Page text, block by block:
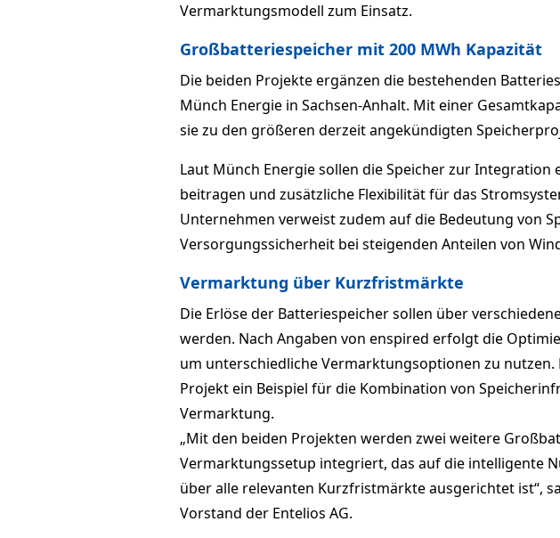
Vermarktungsmodell zum Einsatz.
Großbatteriespeicher mit 200 MWh Kapazität
Die beiden Projekte ergänzen die bestehenden
Münch Energie in Sachsen-Anhalt. Mit einer
sie zu den größeren derzeit angekündigten
Laut Münch Energie sollen die Speicher zur Integration
beitragen und zusätzliche Flexibilität für das
Unternehmen verweist zudem auf die Bedeutung von
Versorgungssicherheit bei steigenden Anteilen von
Vermarktung über Kurzfristmärkte
Die Erlöse der Batteriespeicher sollen über
werden. Nach Angaben von enspired erfolgt die
um unterschiedliche Vermarktungsoptionen zu nutzen.
Projekt ein Beispiel für die Kombination von
Vermarktung.
„Mit den beiden Projekten werden zwei weitere
Vermarktungssetup integriert, das auf die intelligente
über alle relevanten Kurzfristmärkte ausgerichtet ist“,
Vorstand der Entelios AG.